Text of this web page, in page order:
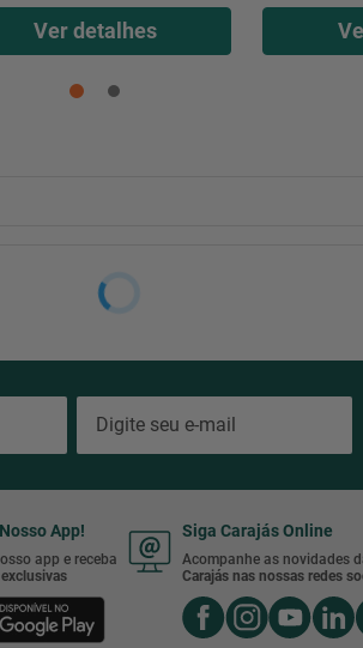
Precisa de pilhas ou baterias?
Ver detalhes
App!
app e receba
Siga Carajás Online
Acompanhe as novidades
Carajás nas nossas redes